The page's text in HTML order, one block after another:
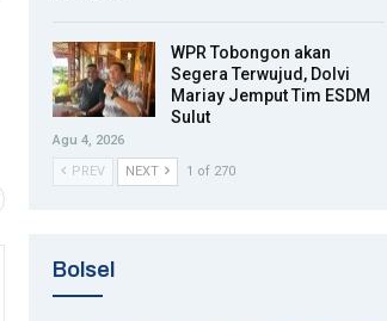
WPR Tobongon akan
Segera Terwujud, Dolvi
Mariay Jemput Tim ESDM
Sulut
Agu 4, 2026
PREV
NEXT 1 of 270
Bolsel